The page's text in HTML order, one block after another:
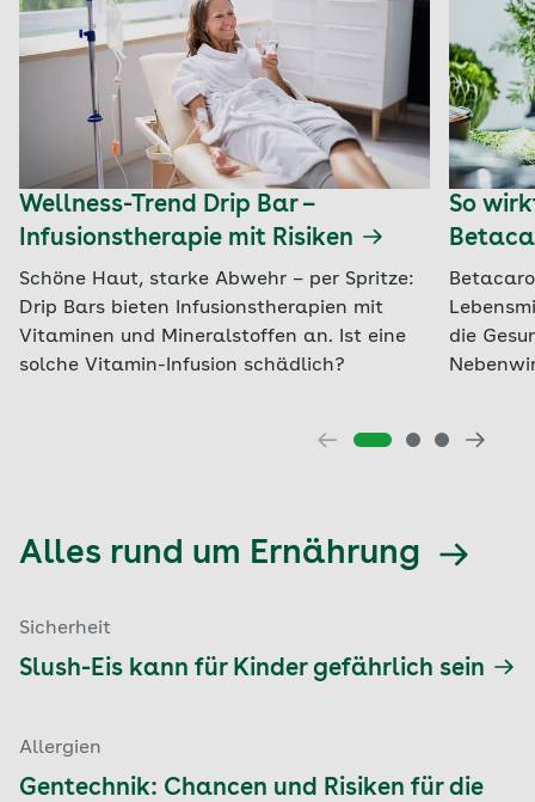
Wellness-Trend Drip Bar –
Infusionstherapie mit Risiken
Schöne Haut, starke Abwehr – per Spritze:
Drip Bars bieten Infusionstherapien mit
Vitaminen und Mineralstoffen an. Ist eine
solche Vitamin-Infusion schädlich?
So
die
Alles rund um Ernährung
Sicherheit
Slush-Eis kann für Kinder gefährlich sein
Allergien
Gentechnik: Chancen und Risiken für die